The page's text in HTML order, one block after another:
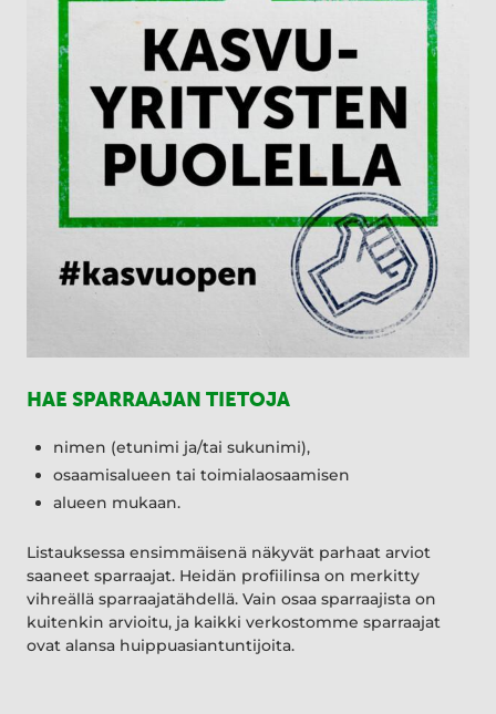
HAE SPARRAAJAN TIETOJA
nimen (etunimi ja/tai sukunimi),
osaamisalueen tai toimialaosaamisen
alueen mukaan.
Listauksessa ensimmäisenä näkyvät parhaat arviot
saaneet sparraajat. Heidän profiilinsa on merkitty
vihreällä sparraajatähdellä. Vain osaa sparraajista on
kuitenkin arvioitu, ja kaikki verkostomme sparraajat
ovat alansa huippuasiantuntijoita.